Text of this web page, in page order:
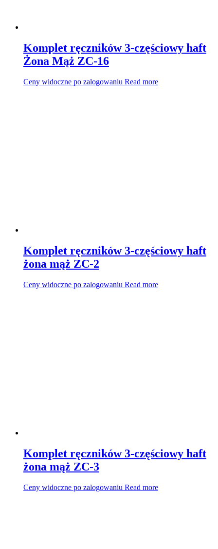
Komplet ręczników 3-częściowy haft
Żona Mąż ZC-16
Ceny widoczne po zalogowaniu Read more
Komplet ręczników 3-częściowy haft
żona mąż ZC-2
Ceny widoczne po zalogowaniu Read more
Komplet ręczników 3-częściowy haft
żona mąż ZC-3
Ceny widoczne po zalogowaniu Read more